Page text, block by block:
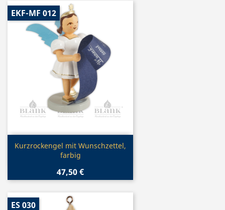
Vorschau
Kurzrockengel mit Wunschzettel,
farbig
47,50 €
EKF-MF 012
ES 030